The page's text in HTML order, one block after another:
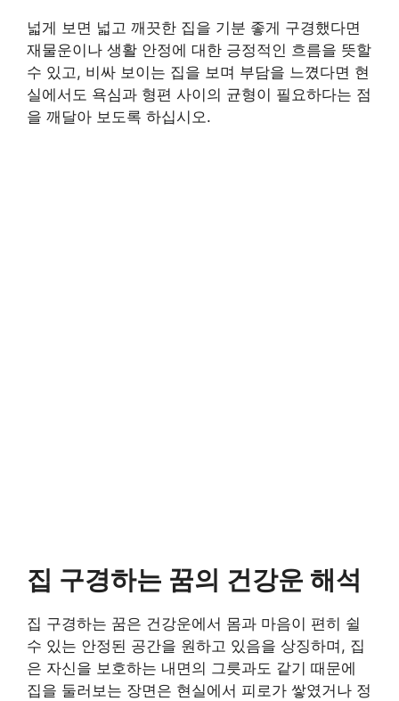
넓게 보면 넓고 깨끗한 집을 기분 좋게 구경했다면
재물운이나 생활 안정에 대한 긍정적인 흐름을 뜻할
수 있고, 비싸 보이는 집을 보며 부담을 느꼈다면 현
실에서도 욕심과 형편 사이의 균형이 필요하다는 점
을 깨달아 보도록 하십시오.
집 구경하는 꿈의 건강운 해석
집 구경하는 꿈은 건강운에서 몸과 마음이 편히 쉴
수 있는 안정된 공간을 원하고 있음을 상징하며, 집
은 자신을 보호하는 내면의 그릇과도 같기 때문에
집을 둘러보는 장면은 현실에서 피로가 쌓였거나 정